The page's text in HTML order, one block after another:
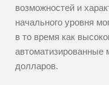
возможностей и
начального уровня
в то время как
автоматизированные
долларов.